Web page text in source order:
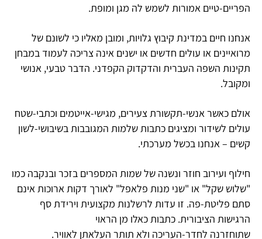
הפריים-טיים אמורות לשמש לה מגן ומופת.
אנחנו חיים במדינת קיבוץ גלויות, ומובן מאליו כי לשונם של
מרואיינים או עולים חדשים או ישנים אינה צריכה לעמוד במבחן
תקינות השפה העברית והדקדוק הקפדני. הדבר טבעי, אנושי
ומקובל.
אולם כאשר אנשי-תקשורת צעירים, מגישי-אייטמים וכתבי-שטח
עולים לשידור ומציגים כתבות שלמות המגובבות בשיבושי-לשון
קשים – אנחנו בכשל מערכתי.
חילוף ועירוב חוזר ונשנה של שמות המספרים בזכר ובנקבה כמו
"שלוש שקל" או "שני מנות פלאפל" לאורך דקות ארוכות אינם
סתם פליטת-פה. זו עדות לרשלנות מקצועית וירידת סף
הרגישות הציבורית. כתבות כאלו מן הראוי
שתוחזרנה לחדר-העריכה ולא תותר העלאתן לאוויר.